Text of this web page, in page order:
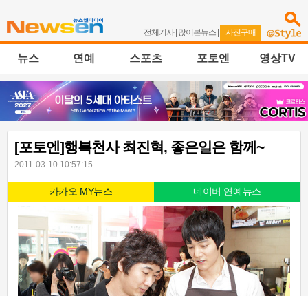
전체기사| 많이본뉴스 | 사진구매
뉴스 연예 스포츠 포토엔 영상TV
[포토엔]행복천사 최진혁, 좋은일은 함께~
2011-03-10 10:57:15
카카오 MY뉴스 네이버 연예뉴스